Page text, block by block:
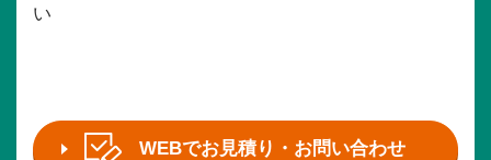
い
WEBでお見積り・お問い合わせ